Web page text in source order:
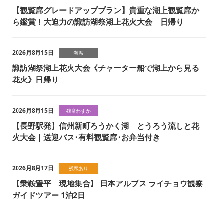
【観覧席グレードアッププラン】貴重な湖上観覧席か
ら鑑賞！大迫力の諏訪湖祭湖上花火大会 日帰り
2026月8月15日 満席
諏訪湖祭湖上花火大会《チャーター船で湖上から見る
花火》日帰り
2026月8月15日 残席わずか
【長野駅発】信州新町ろうかく湖 とうろう流しと花
火大会｜送迎バス･有料観覧席･お弁当付き
2026月8月17日 残席あり
【乗鞍畳平 現地集合】 日本アルプス ライチョウ観察
ガイドツアー 1泊2日